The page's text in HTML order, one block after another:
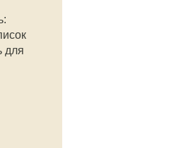
для